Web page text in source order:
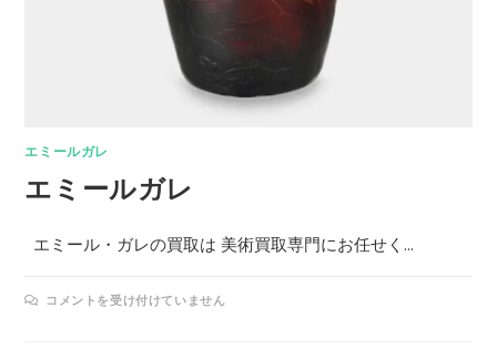
エミールガレ
エミールガレ
エミール・ガレの買取は 美術買取専門にお任せく…
コメントを受け付けていません